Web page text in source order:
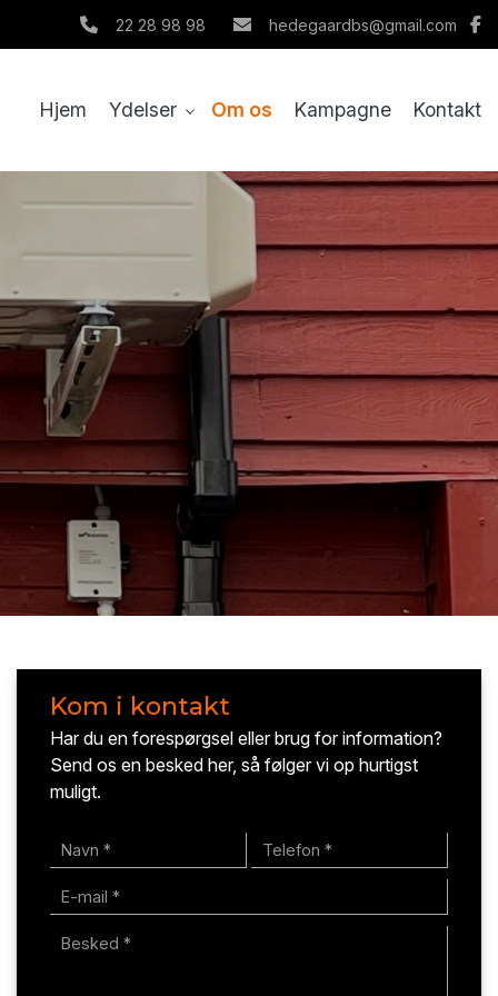
22 28 98 98 hedegaardbs@gmail.com
Hjem Ydelser Om os Kampagne Kontakt
Kom i kontakt
Har du en forespørgsel eller brug for information?
Send os en besked her, så følger vi op hurtigst
muligt.